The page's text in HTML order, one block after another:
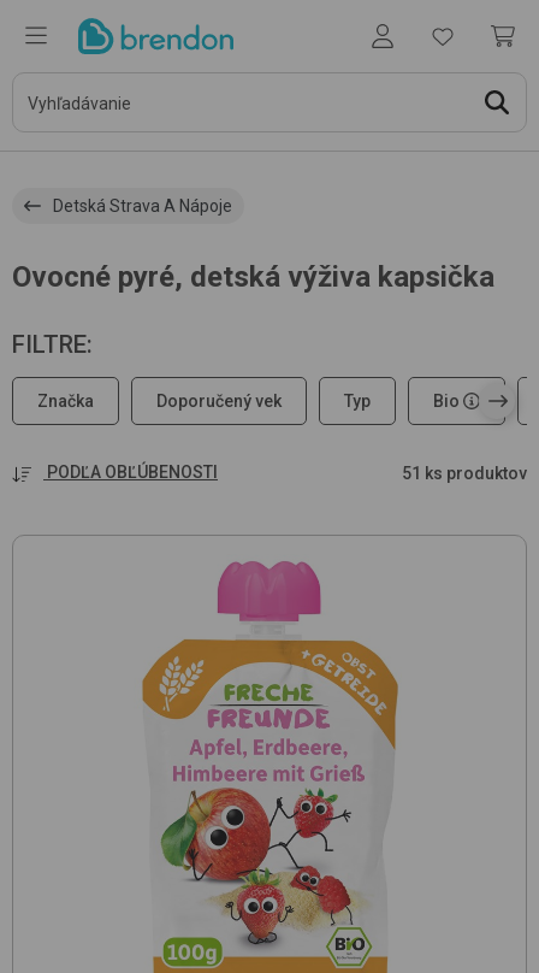
Detská Strava A Nápoje
Ovocné pyré, detská výživa kapsička
FILTRE:
Značka Doporučený vek Typ Bio
PODĽA OBĽÚBENOSTI 51 ks produktov